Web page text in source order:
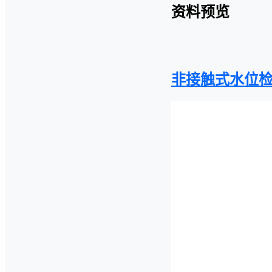
资料预览
非接触式水位